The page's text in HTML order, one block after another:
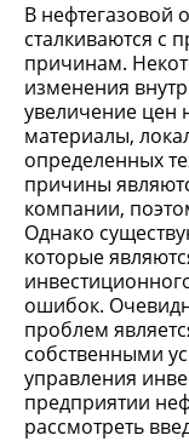
В нефтегазовой
сталкиваются с
причинам.
изменения
увеличение цен
материалы,
определенных
причины
компании,
Однако
которые
ошибок.
проблем
собственными
управления
предприятии
рассмотреть